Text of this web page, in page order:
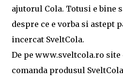
ajutorul Cola. Totusi e bine
despre ce e vorba si astept
incercat SveltCola.
De pe www.sveltcola.ro site
comanda produsul